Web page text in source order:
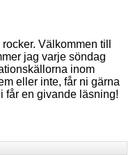
Välkommen till
jag varje söndag
inom
eller inte, får ni gärna
får en givande läsning!